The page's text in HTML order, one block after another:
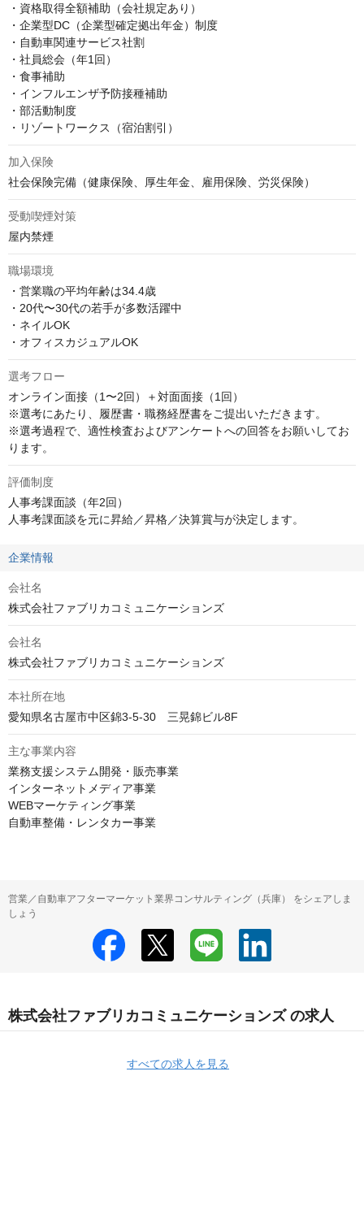
・資格取得全額補助（会社規定あり）
・企業型DC（企業型確定拠出年金）制度
・自動車関連サービス社割
・社員総会（年1回）
・食事補助
・インフルエンザ予防接種補助
・部活動制度
・リゾートワークス（宿泊割引）
加入保険
社会保険完備（健康保険、厚生年金、雇用保険、労災保険）
受動喫煙対策
屋内禁煙
職場環境
・営業職の平均年齢は34.4歳
・20代〜30代の若手が多数活躍中
・ネイルOK
・オフィスカジュアルOK
選考フロー
オンライン面接（1〜2回）＋対面面接（1回）
※選考にあたり、履歴書・職務経歴書をご提出いただきます。
※選考過程で、適性検査およびアンケートへの回答をお願いしてお
ります。
評価制度
人事考課面談（年2回）
人事考課面談を元に昇給／昇格／決算賞与が決定します。
企業情報
会社名
株式会社ファブリカコミュニケーションズ
会社名
株式会社ファブリカコミュニケーションズ
本社所在地
愛知県名古屋市中区錦3-5-30　三晃錦ビル8F
主な事業内容
業務支援システム開発・販売事業
インターネットメディア事業
WEBマーケティング事業
自動車整備・レンタカー事業
営業／自動車アフターマーケット業界コンサルティング（兵庫） をシェアしま
しょう
株式会社ファブリカコミュニケーションズ の求人
すべての求人を見る